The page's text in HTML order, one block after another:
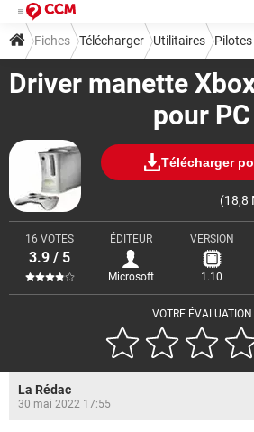
Driver manette
pour PC
Télécharger
(18,8
VOTRE ÉVALUATION
16 VOTES
3.9 / 5
ÉDITEUR
Microsoft
VERSION
1.10
Fiches Télécharger Utilitaires Pilotes
La Rédac
30 mai 2022 17:55